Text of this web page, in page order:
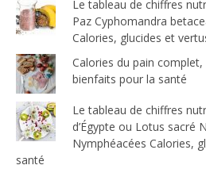
Le tableau de chiffres
Paz Cyphomandra
Calories, glucides et
Calories du pain
bienfaits pour la santé
Le tableau de chiffres
d’Égypte ou Lotus sacré
Nymphéacées Calories,
santé